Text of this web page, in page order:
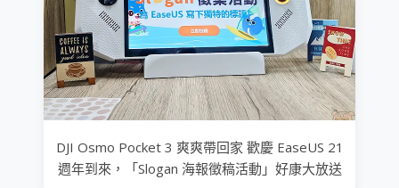
DJI Osmo Pocket 3 爽爽帶回家 歡慶 EaseUS 21
週年到來，「Slogan 海報徵稿活動」好康大放送